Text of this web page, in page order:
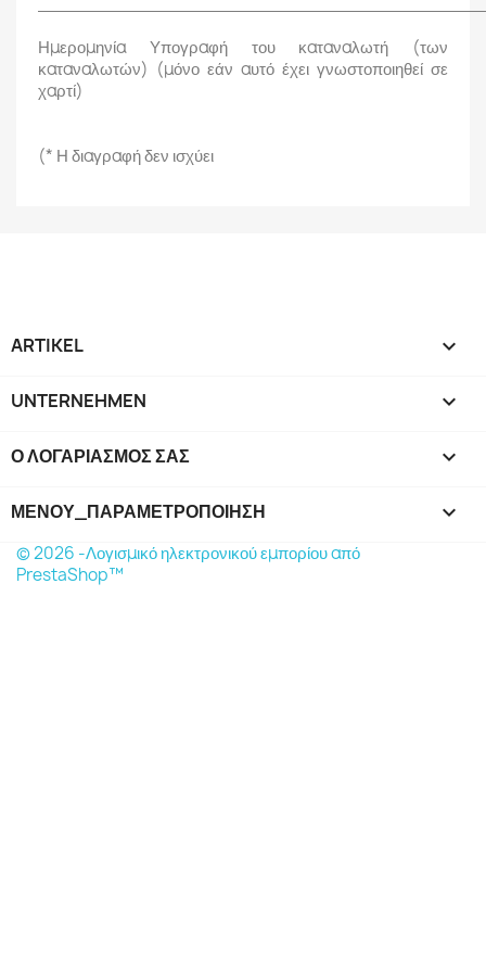
Ημερομηνία Υπογραφή του καταναλωτή (των
καταναλωτών) (μόνο εάν αυτό έχει γνωστοποιηθεί σε
χαρτί)
(* Η διαγραφή δεν ισχύει
ARTIKEL 
UNTERNEHMEN 
Ο ΛΟΓΑΡΙΑΣΜΌΣ ΣΑΣ 
ΜΕΝΟΎ_ΠΑΡΑΜΕΤΡΟΠΟΊΗΣΗ keyboard_arrow_down
© 2026 -Λογισμικό ηλεκτρονικού εμπορίου από
PrestaShop™